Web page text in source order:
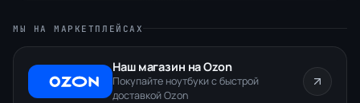
МЫ НА МАРКЕТПЛЕЙСАХ
Наш магазин на Ozon
Покупайте ноутбуки с быстрой
доставкой Ozon